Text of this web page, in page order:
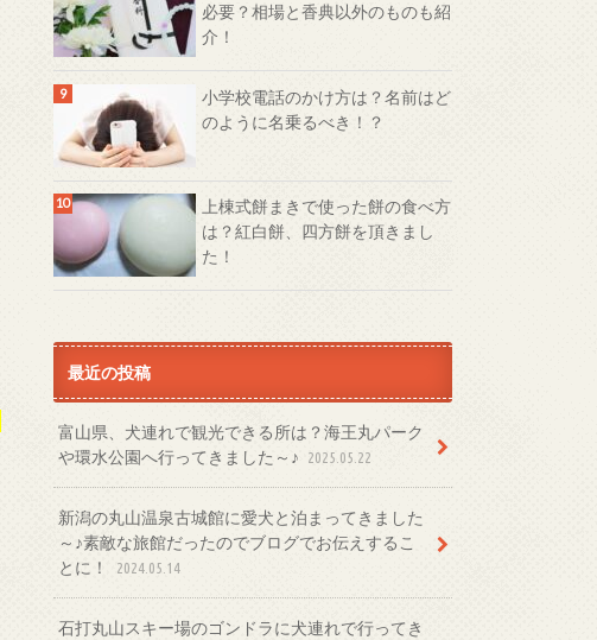
必要？相場と香典以外のものも紹
介！
小学校電話のかけ方は？名前はど
のように名乗るべき！？
上棟式餅まきで使った餅の食べ方
は？紅白餅、四方餅を頂きまし
た！
最近の投稿
富山県、犬連れで観光できる所は？海王丸パーク
や環水公園へ行ってきました～♪
2025.05.22
新潟の丸山温泉古城館に愛犬と泊まってきました
～♪素敵な旅館だったのでブログでお伝えするこ
とに！
2024.05.14
石打丸山スキー場のゴンドラに犬連れで行ってき